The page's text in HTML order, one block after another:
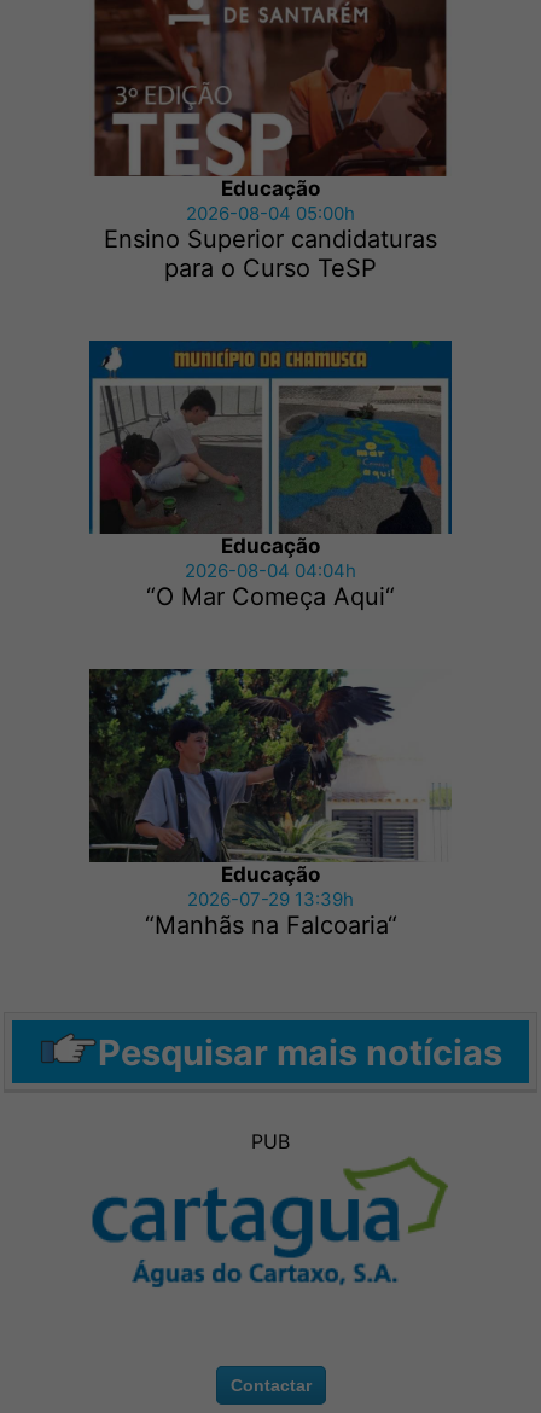
Educação
2026-08-04 05:00h
Ensino Superior candidaturas
para o Curso TeSP
Educação
2026-08-04 04:04h
“O Mar Começa Aqui“
Educação
2026-07-29 13:39h
“Manhãs na Falcoaria“
Pesquisar mais notícias
PUB
Contactar